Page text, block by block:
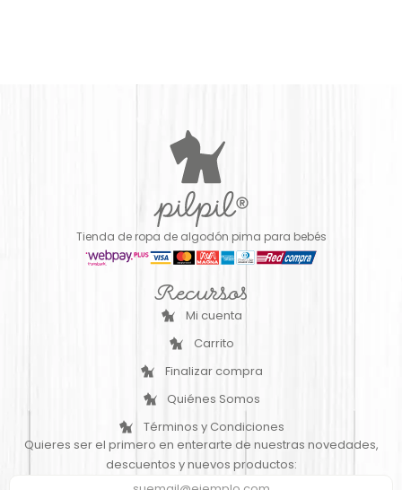
Tienda de ropa de algodón pima para bebés
Recursos
Mi cuenta
Carrito
Finalizar compra
Quiénes Somos
Términos y Condiciones
Quieres ser el primero en enterarte de nuestras novedades,
descuentos y nuevos productos: